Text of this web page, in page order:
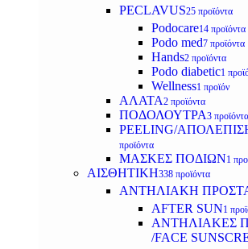
PECLAVUS25 προϊόντα
Podocare14 προϊόντα
Podo med7 προϊόντα
Hands2 προϊόντα
Podo diabetic1
Wellness1 προϊόν
ΑΛΑΤΑ2 προϊόντα
ΠΟΔΟΛΟΥΤΡΑ3 προϊόντα
PEELING/
προϊόντα
ΜΑΣΚΕΣ ΠΟΔΙΩΝ1
ΑΙΣΘΗΤΙΚΗ338 προϊόντα
ΑΝΤΗΛΙΑΚΗ
AFTER SUN1
ΑΝΤΗΛΙΑΚΕΣ
/FACE